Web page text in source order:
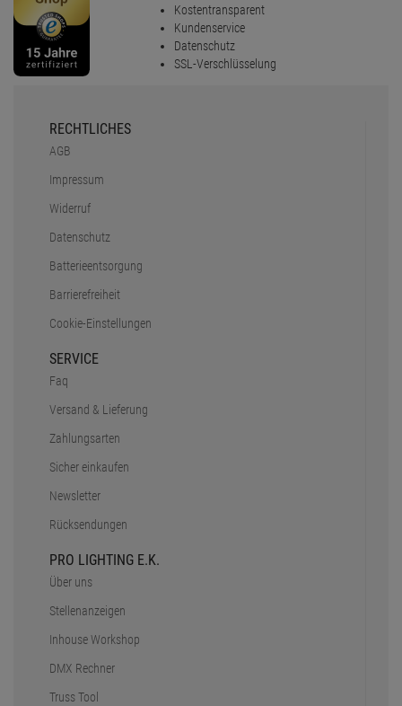
Kostentransparent
Kundenservice
Datenschutz
SSL-Verschlüsselung
RECHTLICHES
AGB
Impressum
Widerruf
Datenschutz
Batterieentsorgung
Barrierefreiheit
Cookie-Einstellungen
SERVICE
Faq
Versand & Lieferung
Zahlungsarten
Sicher einkaufen
Newsletter
Rücksendungen
PRO LIGHTING E.K.
Über uns
Stellenanzeigen
Inhouse Workshop
DMX Rechner
Truss Tool